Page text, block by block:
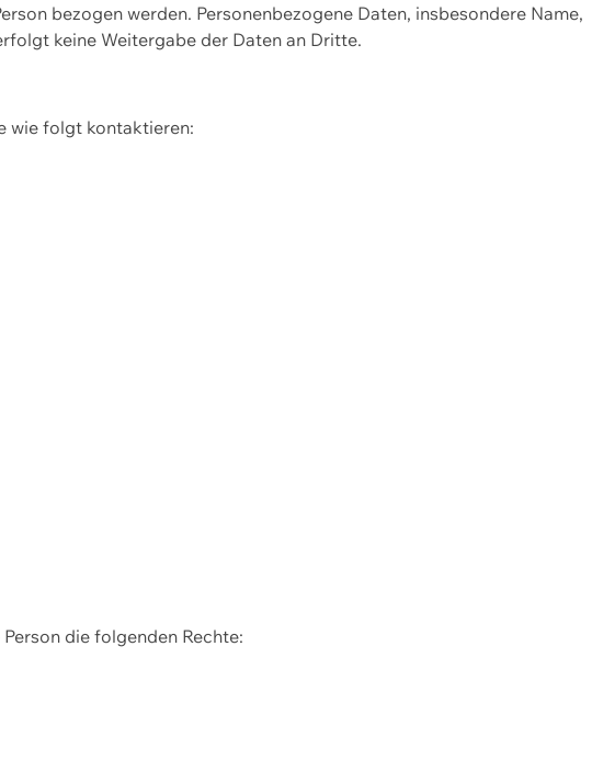
bezogen werden. Personenbezogene Daten, insbesondere Name,
keine Weitergabe der Daten an Dritte.
wie folgt kontaktieren:
die folgenden Rechte: